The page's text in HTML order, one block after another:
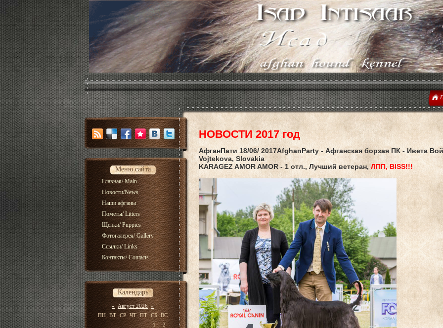
Меню сайта
Главная/ Main
Новости/News
Наши афганы
Пометы/ Litters
Щенки/ Puppies
Фотогалерея/ Gallery
Ссылки/ Links
Контакты/ Contacts
Календарь
« Август 2026 »
ПН ВТ СР ЧТ ПТ СБ ВС
1
2
НОВОСТИ 2017 год
АфганПати 18/06/ 2017AfghanParty - Афганская борзая ПК - Ивета
Vojtekova, Slovakia
KARAGEZ AMOR AMOR- 1 отл., Лучший ветеран,ЛПП, BISS!!!